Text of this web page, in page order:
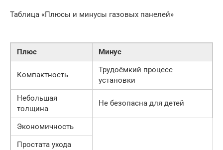
Таблица «Плюсы и минусы газовых панелей»
Плюс Минус
Компактность
Трудоёмкий процесс
установки
Небольшая
толщина
Не безопасна для детей
Экономичность
Простата ухода